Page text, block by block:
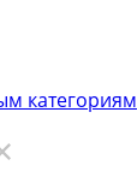
категориям